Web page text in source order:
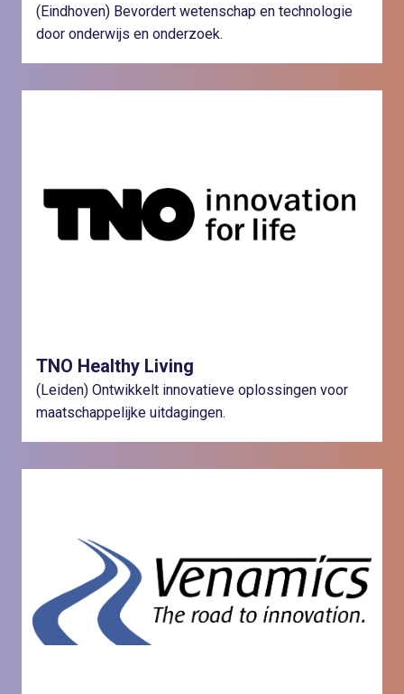
(Eindhoven) Bevordert wetenschap en technologie
door onderwijs en onderzoek.
TNO Healthy Living
(Leiden) Ontwikkelt innovatieve oplossingen voor
maatschappelijke uitdagingen.